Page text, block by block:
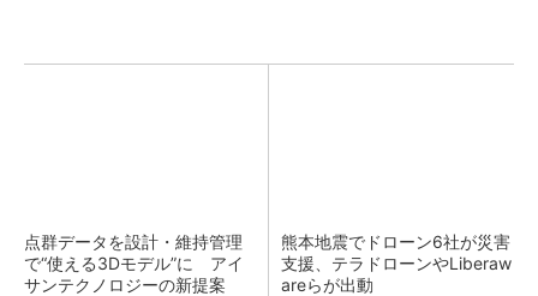
点群データを設計・維持管理
で“使える3Dモデル”に アイ
サンテクノロジーの新提案
熊本地震でドローン6社が災害
支援、テラドローンやLiberaw
areらが出動